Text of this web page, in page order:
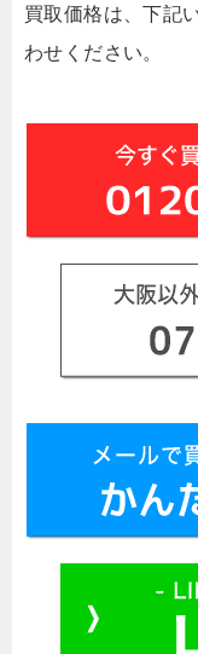
買取価格は、下記
わせください。